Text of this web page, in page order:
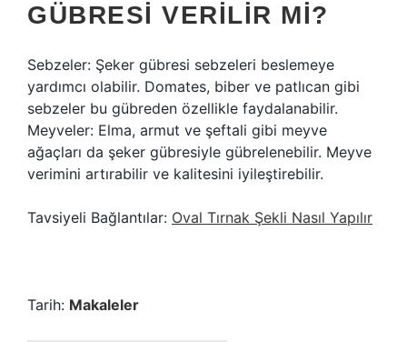
GÜBRESI VERILIR MI?
Sebzeler: Şeker gübresi sebzeleri beslemeye
yardımcı olabilir. Domates, biber ve patlıcan gibi
sebzeler bu gübreden özellikle faydalanabilir.
Meyveler: Elma, armut ve şeftali gibi meyve
ağaçları da şeker gübresiyle gübrelenebilir. Meyve
verimini artırabilir ve kalitesini iyileştirebilir.
Tavsiyeli Bağlantılar: Oval Tırnak Şekli Nasıl Yapılır
Tarih: Makaleler